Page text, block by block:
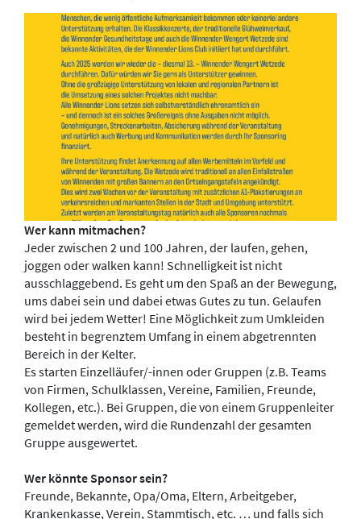
Wer kann mitmachen?
Jeder zwischen 2 und 100 Jahren, der laufen, gehen,
joggen oder walken kann! Schnelligkeit ist nicht
ausschlaggebend. Es geht um den Spaß an der Bewegung,
ums dabei sein und dabei etwas Gutes zu tun. Gelaufen
wird bei jedem Wetter! Eine Möglichkeit zum Umkleiden
besteht in begrenztem Umfang in einem abgetrennten
Bereich in der Kelter.
Es starten Einzelläufer/-innen oder Gruppen (z.B. Teams
von Firmen, Schulklassen, Vereine, Familien, Freunde,
Kollegen, etc.). Bei Gruppen, die von einem Gruppenleiter
gemeldet werden, wird die Rundenzahl der gesamten
Gruppe ausgewertet.
Wer könnte Sponsor sein?
Freunde, Bekannte, Opa/Oma, Eltern, Arbeitgeber,
Krankenkasse, Verein, Stammtisch, etc. … und falls sich